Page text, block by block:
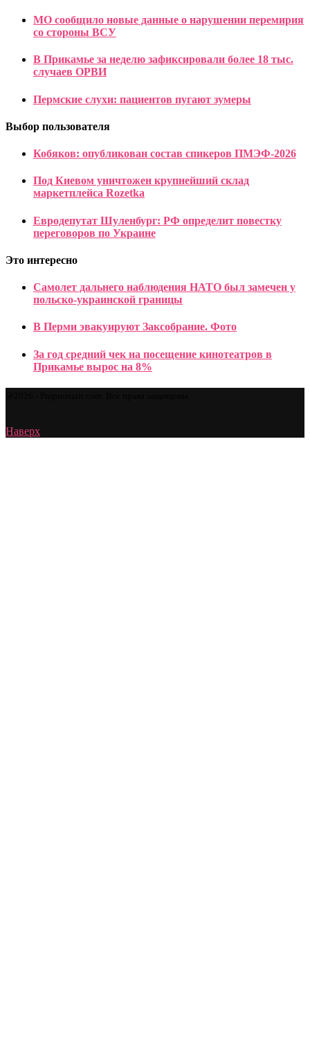
МО сообщило новые данные о нарушении перемирия
со стороны ВСУ
В Прикамье за неделю зафиксировали более 18 тыс.
случаев ОРВИ
Пермские слухи: пациентов пугают зумеры
Выбор пользователя
Кобяков: опубликован состав спикеров ПМЭФ-2026
Под Киевом уничтожен крупнейший склад
маркетплейса Rozetka
Евродепутат Шуленбург: РФ определит повестку
переговоров по Украине
Это интересно
Самолет дальнего наблюдения НАТО был замечен у
польско-украинской границы
В Перми эвакуируют Заксобрание. Фото
За год средний чек на посещение кинотеатров в
Прикамье вырос на 8%
Наверх